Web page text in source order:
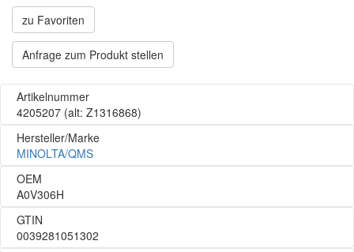
zu Favoriten
Anfrage zum Produkt stellen
Artikelnummer
4205207 (alt: Z1316868)
Hersteller/Marke
MINOLTA/QMS
OEM
A0V306H
GTIN
0039281051302